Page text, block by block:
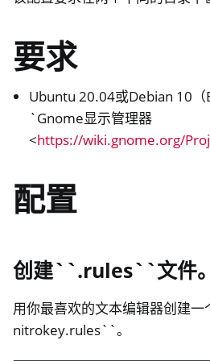
navigation of PIV (Windows only)
navigation of 杂项
navigation of Nitrokey 3
navigation of Nitrokey FIDO2
navigation of Nitrokey Pro 2
navigation of Nitrokey Start
navigation of Nitrokey Storage 2
navigation of NitroPad, NitroPC
要求
Ubuntu 20.04或Debian 10
`Gnome显示管理器
<https://wiki.gnome.org/
配置
创建``.rules``文件。
用你最喜欢的文本编辑器创建
nitrokey.rules``。